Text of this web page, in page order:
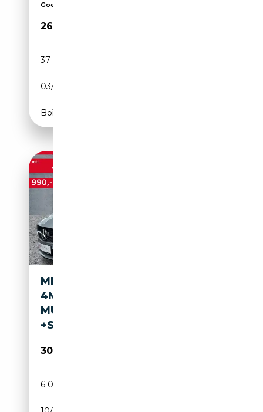
Goeie wagens tegen zeer correcte prijzen !!!!
26 990€
37 965 km
03/2023
Boîte automatique
MERCEDES-BENZ B 250
4MATIC AMG-LINE
MULTIBEAM+NAV+TEMPOMAT
+SHZ
30 800€
6 000 km